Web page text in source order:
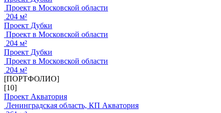
Проект в Московской области
204 м²
Проект Дубки
Проект в Московской области
204 м²
Проект Дубки
Проект в Московской области
204 м²
[ПОРТФОЛИО]
[10]
Проект Акватория
Ленинградская область, КП Акватория